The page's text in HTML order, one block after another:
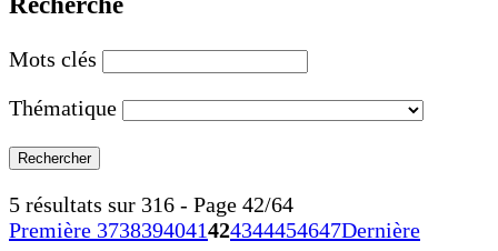
Mots clés
Thématique
5 résultats sur 316 - Page 42/64
Première 3738394041424344454647Dernière